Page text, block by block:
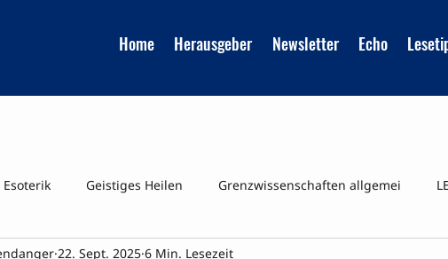
Home Herausgeber Newsletter Echo
Esoterik Geistiges Heilen Grenzwissenschaften allgemei
ua Reinkarnation UMFRAGEN
22. Sept. 2025 6 Min. Lesezeit